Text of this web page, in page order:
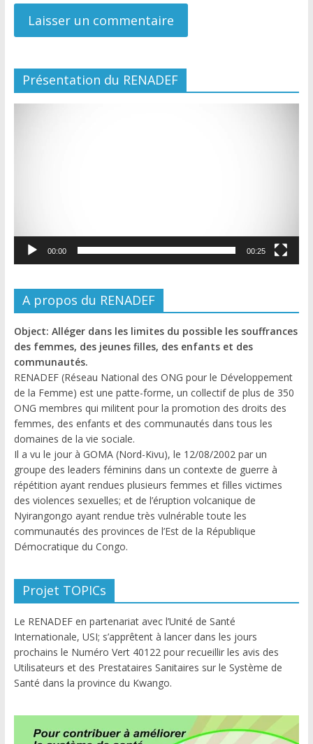
Présentation du RENADEF
00:00 00:25
A propos du RENADEF
Object: Alléger dans les limites du possible les souffrances
des femmes, des jeunes filles, des enfants et des
communautés.
RENADEF (Réseau National des ONG pour le Développement
de la Femme) est une patte-forme, un collectif de plus de 350
ONG membres qui militent pour la promotion des droits des
femmes, des enfants et des communautés dans tous les
domaines de la vie sociale.
Il a vu le jour à GOMA (Nord-Kivu), le 12/08/2002 par un
groupe des leaders féminins dans un contexte de guerre à
répétition ayant rendues plusieurs femmes et filles victimes
des violences sexuelles; et de l’éruption volcanique de
Nyirangongo ayant rendue très vulnérable toute les
communautés des provinces de l’Est de la République
Démocratique du Congo.
Projet TOPICs
Le RENADEF en partenariat avec l’Unité de Santé
Internationale, USI; s’apprêtent à lancer dans les jours
prochains le Numéro Vert 40122 pour recueillir les avis des
Utilisateurs et des Prestataires Sanitaires sur le Système de
Santé dans la province du Kwango.